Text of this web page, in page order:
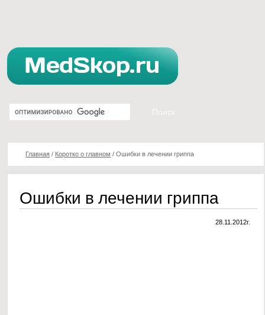
Главная / Коротко о главном /Ошибки в лечении гриппа
Ошибки в лечении гриппа
28.11.2012г.